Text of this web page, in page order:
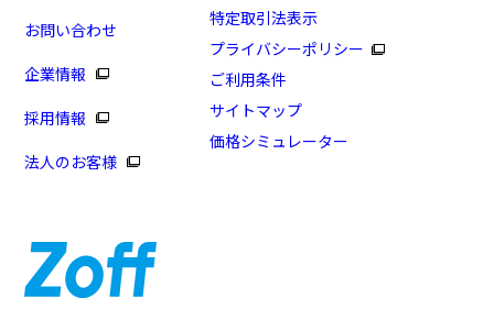
お問い合わせ
企業情報
採用情報
法人のお客様
特定取引法表示
プライバシーポリシー
ご利用条件
サイトマップ
価格シミュレーター